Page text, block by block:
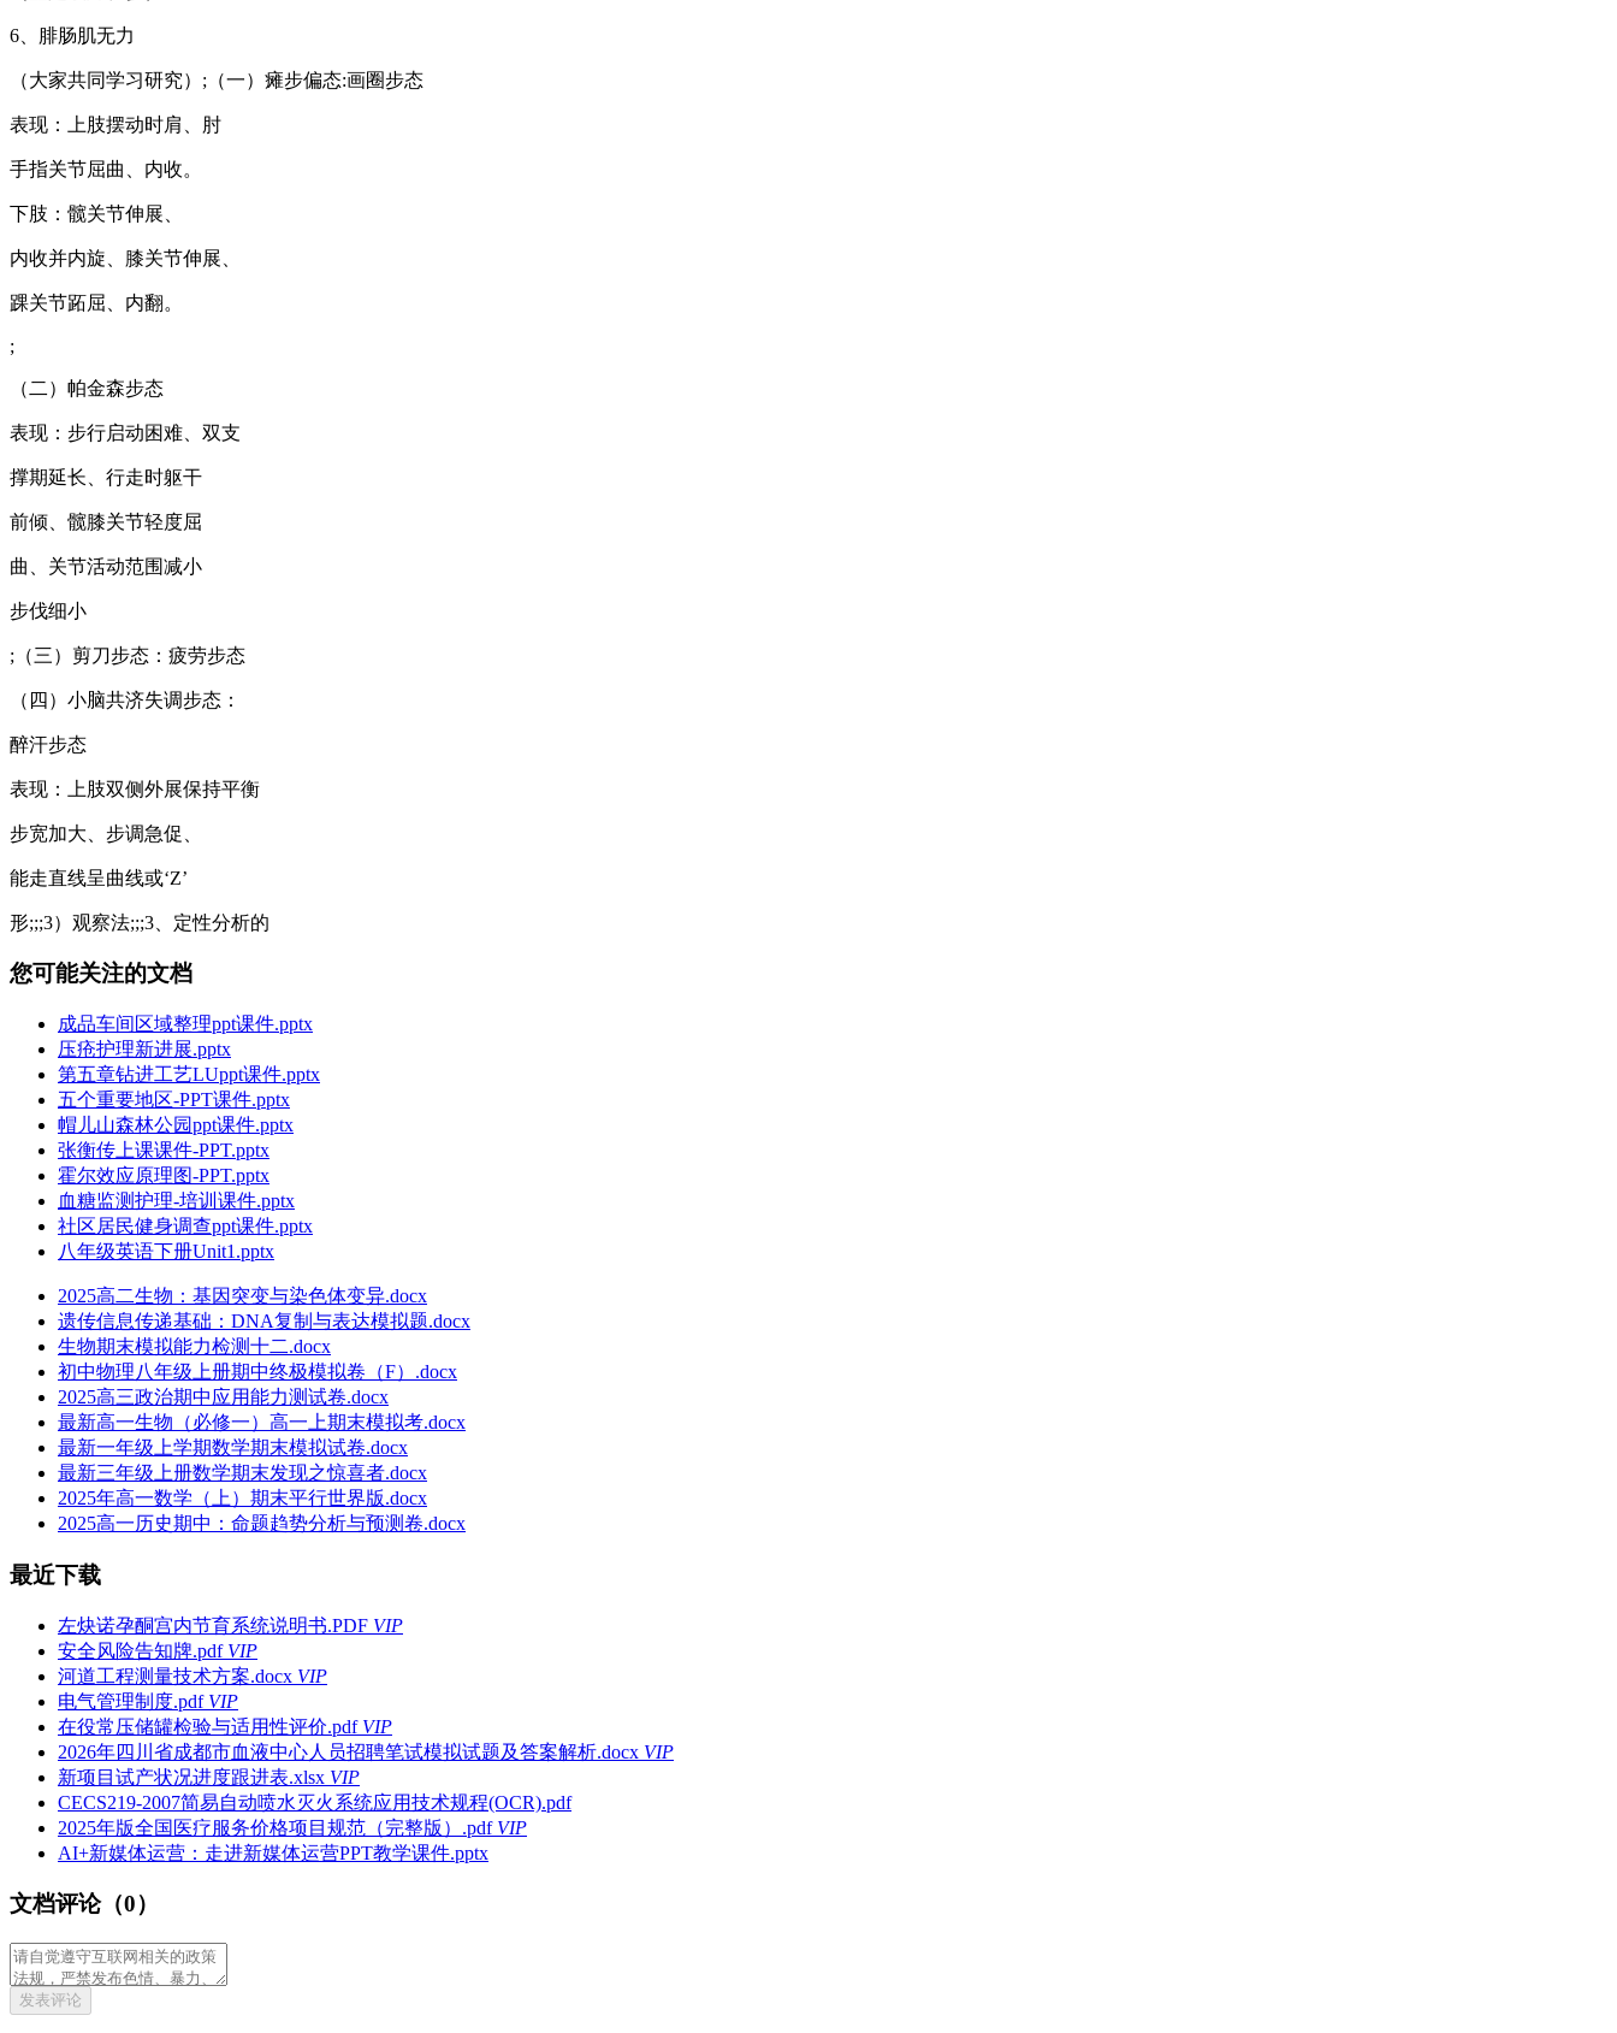
6、腓肠肌无力
（大家共同学习研究）;（一）瘫步偏态:画圈步态
表现：上肢摆动时肩、肘
手指关节屈曲、内收。
下肢：髋关节伸展、
内收并内旋、膝关节伸展、
踝关节跖屈、内翻。
;
（二）帕金森步态
表现：步行启动困难、双支
撑期延长、行走时躯干
前倾、髋膝关节轻度屈
曲、关节活动范围减小
步伐细小
;（三）剪刀步态：疲劳步态
（四）小脑共济失调步态：
醉汗步态
表现：上肢双侧外展保持平衡
步宽加大、步调急促、
能走直线呈曲线或‘Z’
形;;;3）观察法;;;3、定性分析的
您可能关注的文档
成品车间区域整理ppt课件.pptx
压疮护理新进展.pptx
第五章钻进工艺LUppt课件.pptx
五个重要地区-PPT课件.pptx
帽儿山森林公园ppt课件.pptx
张衡传上课课件-PPT.pptx
霍尔效应原理图-PPT.pptx
血糖监测护理-培训课件.pptx
社区居民健身调查ppt课件.pptx
八年级英语下册Unit1.pptx
2025高二生物：基因突变与染色体变异.docx
遗传信息传递基础：DNA复制与表达模拟题.docx
生物期末模拟能力检测十二.docx
初中物理八年级上册期中终极模拟卷（F）.docx
2025高三政治期中应用能力测试卷.docx
最新高一生物（必修一）高一上期末模拟考.docx
最新一年级上学期数学期末模拟试卷.docx
最新三年级上册数学期末发现之惊喜者.docx
2025年高一数学（上）期末平行世界版.docx
2025高一历史期中：命题趋势分析与预测卷.docx
最近下载
左炔诺孕酮宫内节育系统说明书.PDF VIP
安全风险告知牌.pdf VIP
河道工程测量技术方案.docx VIP
电气管理制度.pdf VIP
在役常压储罐检验与适用性评价.pdf VIP
2026年四川省成都市血液中心人员招聘笔试模拟试题及答案解析.docx VIP
新项目试产状况进度跟进表.xlsx VIP
CECS219-2007简易自动喷水灭火系统应用技术规程(OCR).pdf
2025年版全国医疗服务价格项目规范（完整版）.pdf VIP
AI+新媒体运营：走进新媒体运营PPT教学课件.pptx
文档评论（0）
发表评论